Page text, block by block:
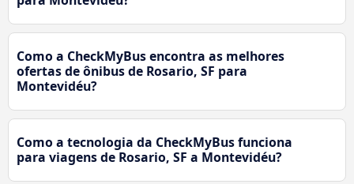
Como a CheckMyBus encontra as melhores
ofertas de ônibus de Rosario, SF para
Montevidéu?
Como a tecnologia da CheckMyBus funciona
para viagens de Rosario, SF a Montevidéu?